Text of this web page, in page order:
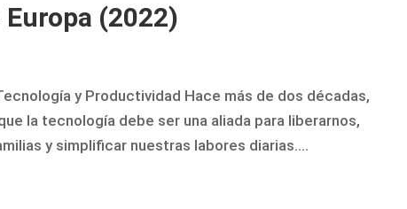
(2022)
y Productividad Hace más de dos décadas,
la tecnología debe ser una aliada para liberarnos,
y simplificar nuestras labores diarias....